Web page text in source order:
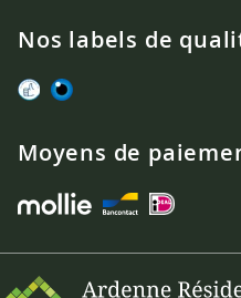
Nos labels de
Moyens de